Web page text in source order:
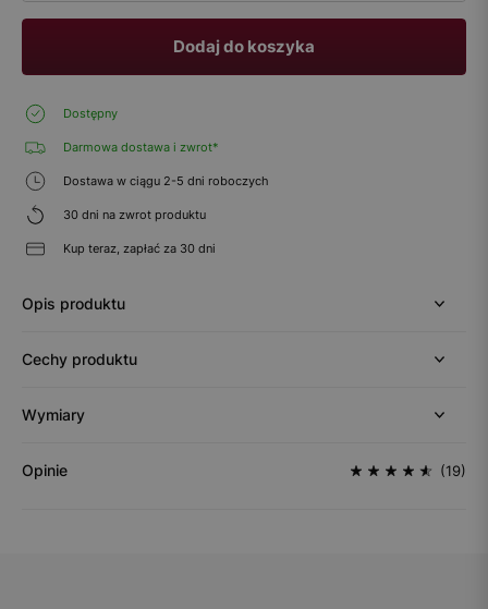
Dodaj do koszyka
Dostępny
Darmowa dostawa i zwrot*
Dostawa w ciągu 2-5 dni roboczych
30 dni na zwrot produktu
Kup teraz, zapłać za 30 dni
Opis produktu
Cechy produktu
Wymiary
Opinie (19)